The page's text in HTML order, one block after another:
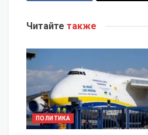
Читайте также
ПОЛИТИКА